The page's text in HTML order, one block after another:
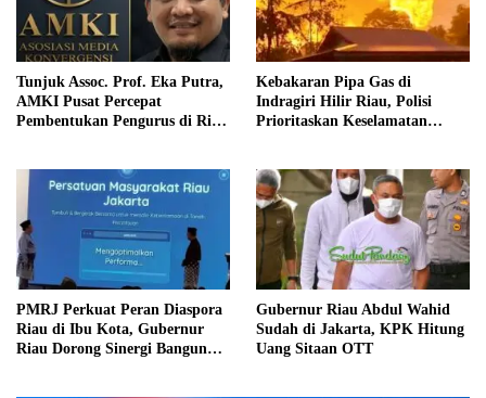
Tunjuk Assoc. Prof. Eka Putra,
AMKI Pusat Percepat
Pembentukan Pengurus di Riau
Kebakaran Pipa Gas di
Indragiri Hilir Riau, Polisi
Prioritaskan Keselamatan
PMRJ Perkuat Peran Diaspora
Riau di Ibu Kota, Gubernur
Riau Dorong Sinergi Bangun
Gubernur Riau Abdul Wahid
Sudah di Jakarta, KPK Hitung
Uang Sitaan OTT